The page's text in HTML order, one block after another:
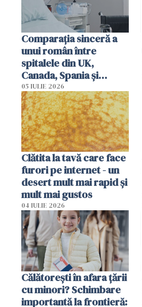
Comparația sinceră a
unui român între
spitalele din UK,
Canada, Spania și
România
05 IULIE 2026
Clătita la tavă care face
furori pe internet - un
desert mult mai rapid și
mult mai gustos
04 IULIE 2026
Călătorești în afara țării
cu minori? Schimbare
importantă la frontieră: